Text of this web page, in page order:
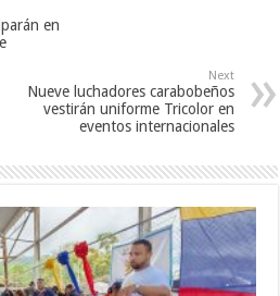
en
Next
Nueve luchadores carabobeños
vestirán uniforme Tricolor en
eventos internacionales